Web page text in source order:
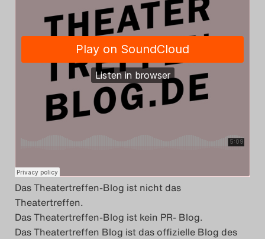
Das Theatertreffen-Blog
2018 Alumni
Das Theatertreffen-Blog
2019
Das Theatertreffen-Blog
Das Theatertreffen-Blog
2021
Das Theatertreffen-Blog
Das Theatertreffen-Blog ist nicht das
Theatertreffen.
Das Theatertreffen-Blog ist kein PR- Blog.
Das Theatertreffen Blog ist das offizielle Blog des